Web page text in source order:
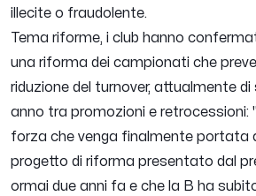
illecite o fraudolente.
Tema riforme, i club hanno
una riforma dei campionati che
riduzione del turnover, attualmente
anno tra promozioni e retrocessioni:
forza che venga finalmente portata
progetto di riforma presentato dal
ormai due anni fa e che la B ha